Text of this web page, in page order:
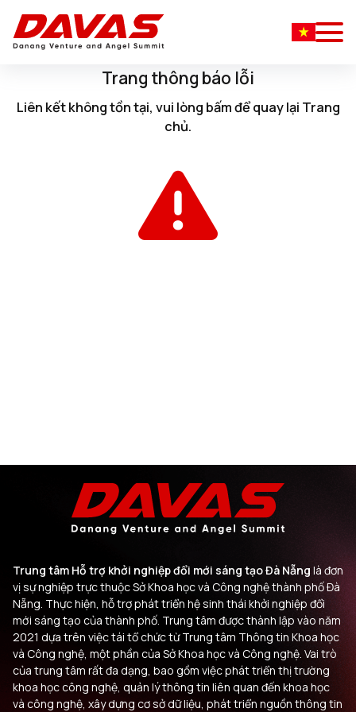
Trang thông báo lỗi
Liên kết không tồn tại, vui lòng bấmđể quay lại Trang
chủ.
Trung tâm Hỗ trợ khởi nghiệp đổi mới sáng tạo Đà Nẵng là đơn
vị sự nghiệp trực thuộc Sở Khoa học và Công nghệ thành phố Đà
Nẵng. Thực hiện, hỗ trợ phát triển hệ sinh thái khởi nghiệp đổi
mới sáng tạo của thành phố. Trung tâm được thành lập vào năm
2021 dựa trên việc tái tổ chức từ Trung tâm Thông tin Khoa học
và Công nghệ, một phần của Sở Khoa học và Công nghệ. Vai trò
của trung tâm rất đa dạng, bao gồm việc phát triển thị trường
khoa học công nghệ, quản lý thông tin liên quan đến khoa học
và công nghệ, xây dựng cơ sở dữ liệu, phát triển nguồn thông tin